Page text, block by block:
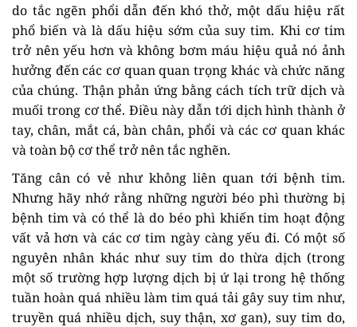
do tắc ngẽn phổi dẫn đến khó thở, một dấu hiệu rất
phổ biến và là dấu hiệu sớm của suy tim. Khi cơ tim
trở nên yếu hơn và không bơm máu hiệu quả nó ảnh
hưởng đến các cơ quan quan trọng khác và chức năng
của chúng. Thận phản ứng bằng cách tích trữ dịch và
muối trong cơ thể. Điều này dẫn tới dịch hình thành ở
tay, chân, mắt cá, bàn chân, phổi và các cơ quan khác
và toàn bộ cơ thể trở nên tắc nghẽn.
Tăng cân có vẻ như không liên quan tới bệnh tim.
Nhưng hãy nhớ rằng những người béo phì thường bị
bệnh tim và có thể là do béo phì khiến tim hoạt động
vất vả hơn và các cơ tim ngày càng yếu đi. Có một số
nguyên nhân khác như suy tim do thừa dịch (trong
một số trường hợp lượng dịch bị ứ lại trong hệ thống
tuần hoàn quá nhiều làm tim quá tải gây suy tim như,
truyền quá nhiều dịch, suy thận, xơ gan), suy tim do,